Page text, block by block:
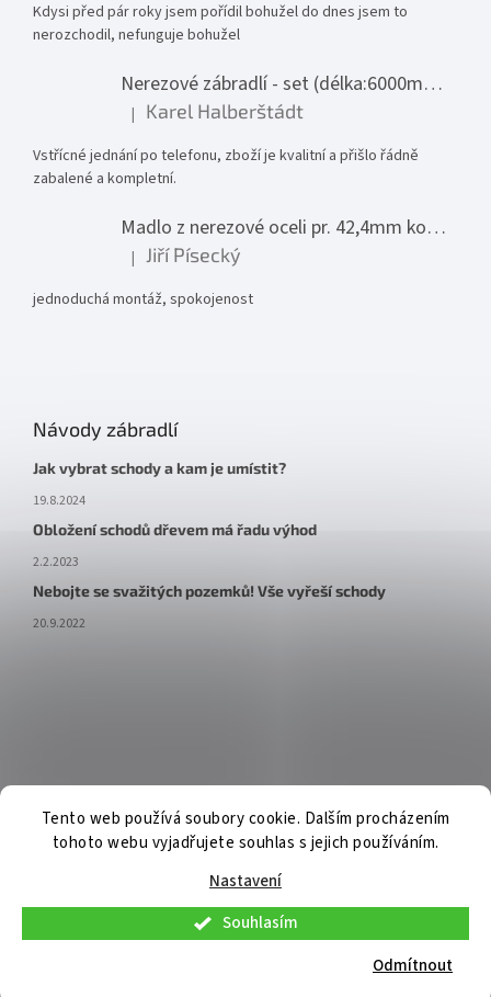
Tento web používá soubory cookie. Dalším procházením
tohoto webu vyjadřujete souhlas s jejich používáním.
Nastavení
Odmítnout
Souhlasím
V pátek 7. 8. 2026 budou osobní konzultace a telefonická podpora
dostupné pouze do 9:00. Osobní odběr již připravených objednávek
Kdysi před pár roky jsem pořídil bohužel do dnes jsem to
nerozchodil, nefunguje bohužel
Nerezové zábradlí - set (délka:6000mm x výška:1000mm)
Hodnocení produktu je 5 z 5 hvězdiček.
| Karel Halberštádt
Vstřícné jednání po telefonu, zboží je kvalitní a přišlo řádně
zabalené a kompletní.
Madlo z nerezové oceli pr. 42,4mm komplet - model 0116 - 3000mm
Hodnocení produktu je 5 z 5 hvězdiček.
| Jiří Písecký
jednoduchá montáž, spokojenost
Návody zábradlí
Jak vybrat schody a kam je umístit?
19.8.2024
Obložení schodů dřevem má řadu výhod
2.2.2023
Nebojte se svažitých pozemků! Vše vyřeší schody
20.9.2022